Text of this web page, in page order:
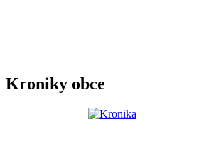
Kroniky obce